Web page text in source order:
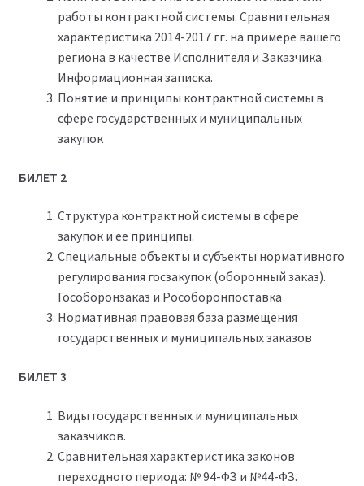
работы контрактной системы. Сравнительная
характеристика 2014-2017 гг. на примере вашего
региона в качестве Исполнителя и Заказчика.
Информационная записка.
Понятие и принципы контрактной системы в
сфере государственных и муниципальных
закупок
БИЛЕТ 2
Структура контрактной системы в сфере
закупок и ее принципы.
Специальные объекты и субъекты нормативного
регулирования госзакупок (оборонный заказ).
Гособоронзаказ и Рособоронпоставка
Нормативная правовая база размещения
государственных и муниципальных заказов
БИЛЕТ 3
Виды государственных и муниципальных
заказчиков.
Сравнительная характеристика законов
переходного периода: № 94-ФЗ и №44-ФЗ.